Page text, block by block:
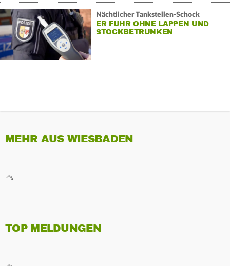
Nächtlicher Tankstellen-Schock
ER FUHR OHNE LAPPEN UND
STOCKBETRUNKEN
MEHR AUS WIESBADEN
TOP MELDUNGEN